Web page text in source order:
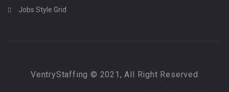
Jobs Style Grid
VentryStaffing © 2021, All Right Reserved